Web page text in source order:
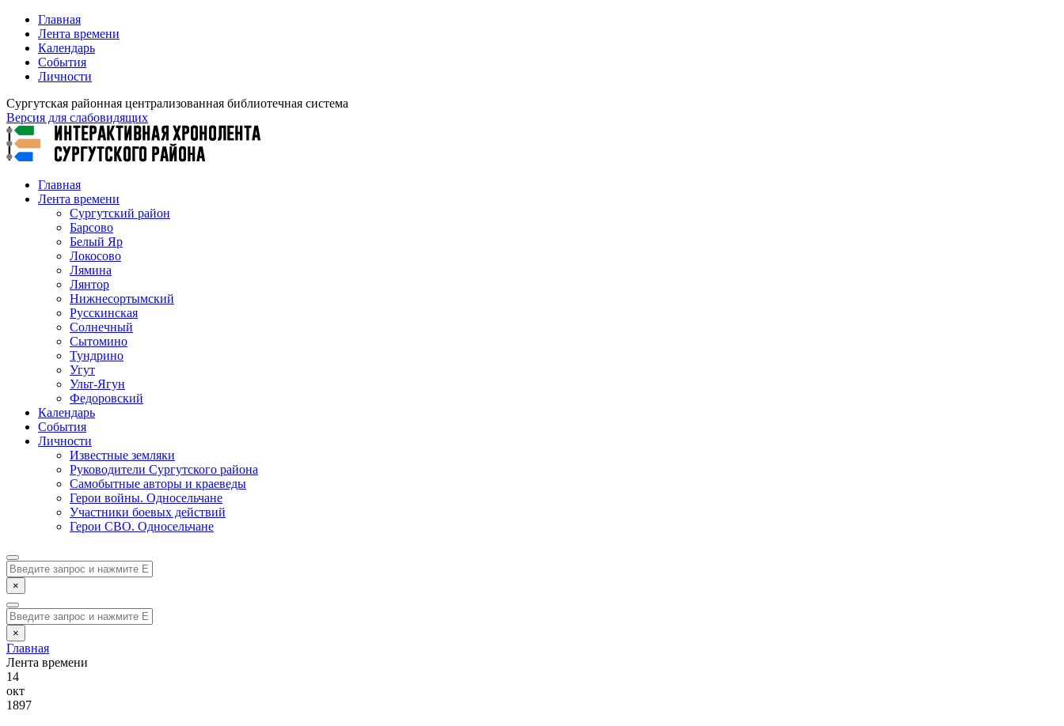
Главная
Лента времени
Календарь
События
Личности
Сургутская районная централизованная библиотечная система
Версия для слабовидящих
Главная
Лента времени
Сургутский район
Барсово
Белый Яр
Локосово
Лямина
Лянтор
Нижнесортымский
Русскинская
Солнечный
Сытомино
Тундрино
Угут
Ульт-Ягун
Федоровский
Календарь
События
Личности
Известные земляки
Руководители Сургутского района
Самобытные авторы и краеведы
Герои войны. Односельчане
Участники боевых действий
Герои СВО. Односельчане
×
×
Главная
Лента времени
14
окт
1897